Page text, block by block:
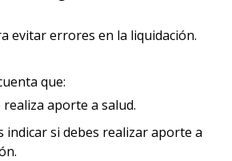
evitar errores en la liquidación.
que:
realiza aporte a salud.
indicar si debes realizar aporte a